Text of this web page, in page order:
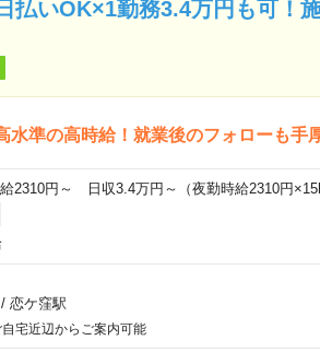
払いOK×1勤務3.4万円も可！
水準の高時給！就業後のフォローも手
2310円～ 日収3.4万円～（夜勤時給2310円×15h
/ 恋ケ窪駅
宅近辺からご案内可能